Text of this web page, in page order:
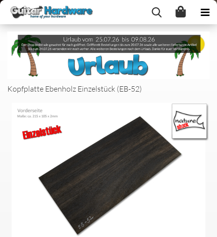
Kopfplatte Ebenholz Einzelstück (EB-52)